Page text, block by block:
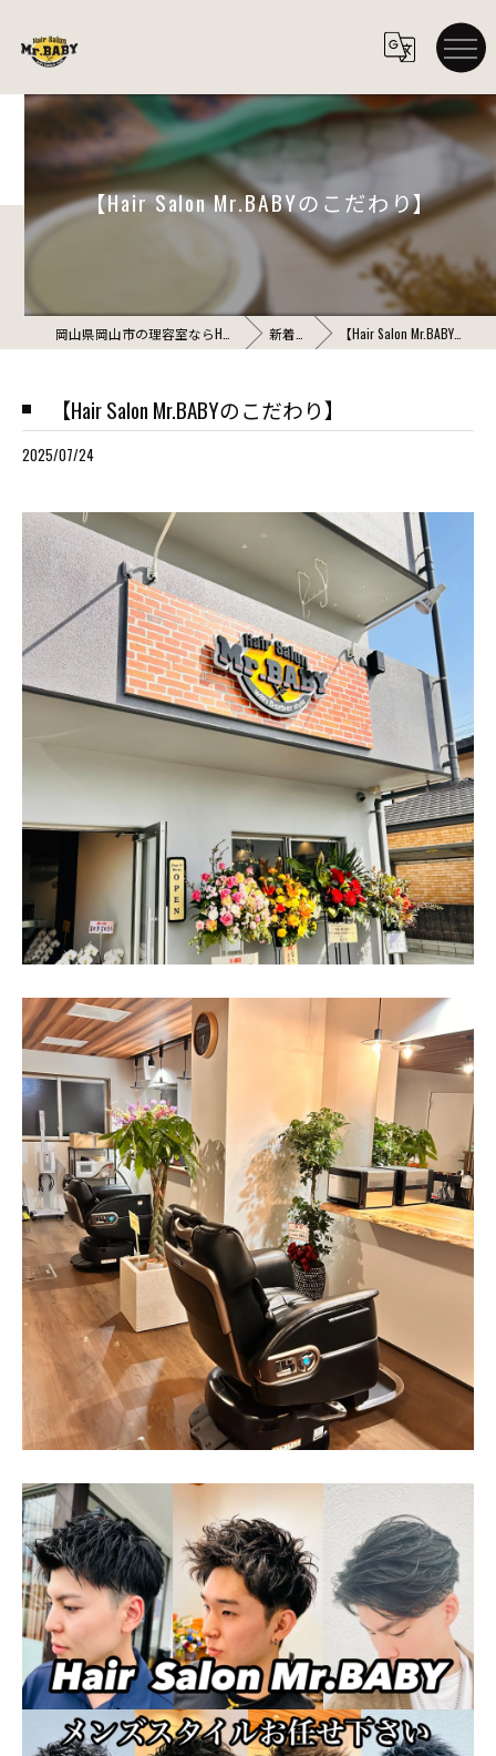
【Hair Salon Mr.BABYのこだわり】
新着情報 【Hair Salon Mr.BABYのこだわり】
【Hair Salon Mr.BABYのこだわり】
2025/07/24